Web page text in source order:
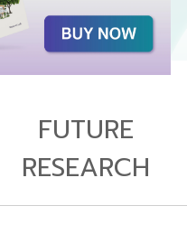
FUTURE
RESEARCH